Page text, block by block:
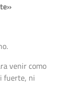
venir como
fuerte, ni